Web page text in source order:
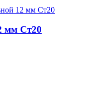
мм Ст20